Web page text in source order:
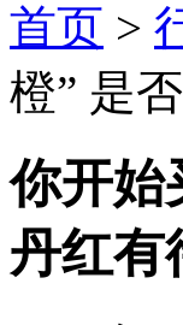
首页 >
橙” 是
你开始
丹红有